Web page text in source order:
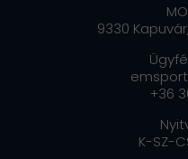
9330
+36
K-SZ-